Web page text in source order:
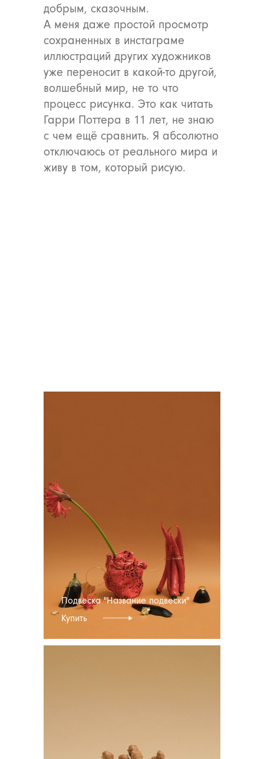
добрым, сказочным.
А меня даже простой просмотр
сохраненных в инстаграме
иллюстраций других художников
уже переносит в какой-то другой,
волшебный мир, не то что
процесс рисунка. Это как читать
Гарри Поттера в 11 лет, не знаю
с чем ещё сравнить. Я абсолютно
отключаюсь от реального мира и
живу в том, который рисую.
Подвеска "Название подвески"
Купить